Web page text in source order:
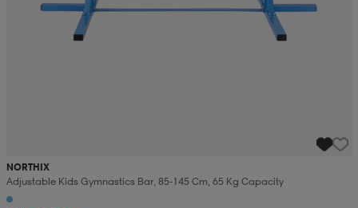
NORTHIX
Adjustable Kids Gymnastics Bar, 85-145 Cm, 65 Kg Capacity